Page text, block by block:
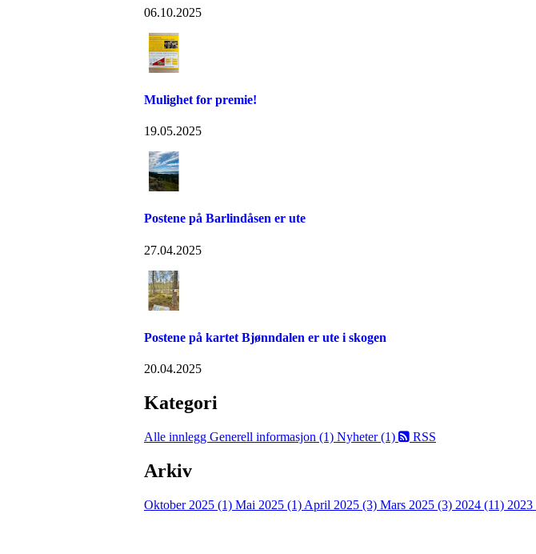
06.10.2025
Mulighet for premie!
19.05.2025
Postene på Barlindåsen er ute
27.04.2025
Postene på kartet Bjønndalen er ute i skogen
20.04.2025
Kategori
Alle innlegg Generell informasjon (1) Nyheter (1) RSS
Arkiv
Oktober 2025 (1) Mai 2025 (1) April 2025 (3) Mars 2025 (3) 2024 (11) 2023